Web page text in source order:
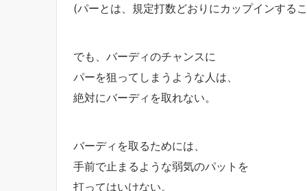
(パーとは、規定打数どおりにカップインする
でも、バーディのチャンスに
パーを狙ってしまうような人は、
絶対にバーディを取れない。
バーディを取るためには、
手前で止まるような弱気のパットを
打ってはいけない。